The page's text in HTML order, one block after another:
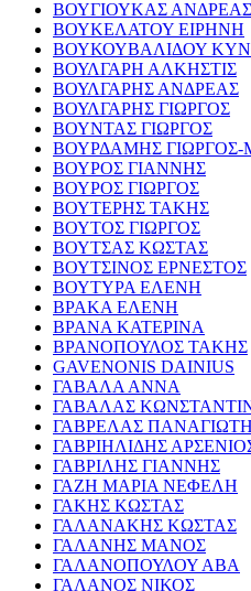
ΒΟΥΓΙΟΥΚΑΣ ΑΝΔΡΕΑΣ
ΒΟΥΚΕΛΑΤΟΥ ΕΙΡΗΝΗ
ΒΟΥΚΟΥΒΑΛΙΔΟΥ
ΒΟΥΛΓΑΡΗ ΑΛΚΗΣΤΙΣ
ΒΟΥΛΓΑΡΗΣ ΑΝΔΡΕΑΣ
ΒΟΥΛΓΑΡΗΣ ΓΙΩΡΓΟΣ
ΒΟΥΝΤΑΣ ΓΙΩΡΓΟΣ
ΒΟΥΡΔΑΜΗΣ
ΒΟΥΡΟΣ ΓΙΑΝΝΗΣ
ΒΟΥΡΟΣ ΓΙΩΡΓΟΣ
ΒΟΥΤΕΡΗΣ ΤΑΚΗΣ
ΒΟΥΤΟΣ ΓΙΩΡΓΟΣ
ΒΟΥΤΣΑΣ ΚΩΣΤΑΣ
ΒΟΥΤΣΙΝΟΣ ΕΡΝΕΣΤΟΣ
ΒΟΥΤΥΡΑ ΕΛΕΝΗ
ΒΡΑΚΑ ΕΛΕΝΗ
ΒΡΑΝΑ ΚΑΤΕΡΙΝΑ
ΒΡΑΝΟΠΟΥΛΟΣ ΤΑΚΗΣ
GAVENONIS DAINIUS
ΓΑΒΑΛΑ ΑΝΝΑ
ΓΑΒΑΛΑΣ
ΓΑΒΡΕΛΑΣ
ΓΑΒΡΙΗΛΙΔΗΣ
ΓΑΒΡΙΛΗΣ ΓΙΑΝΝΗΣ
ΓΑΖΗ ΜΑΡΙΑ ΝΕΦΕΛΗ
ΓΑΚΗΣ ΚΩΣΤΑΣ
ΓΑΛΑΝΑΚΗΣ ΚΩΣΤΑΣ
ΓΑΛΑΝΗΣ ΜΑΝΟΣ
ΓΑΛΑΝΟΠΟΥΛΟΥ ΑΒΑ
ΓΑΛΑΝΟΣ ΝΙΚΟΣ